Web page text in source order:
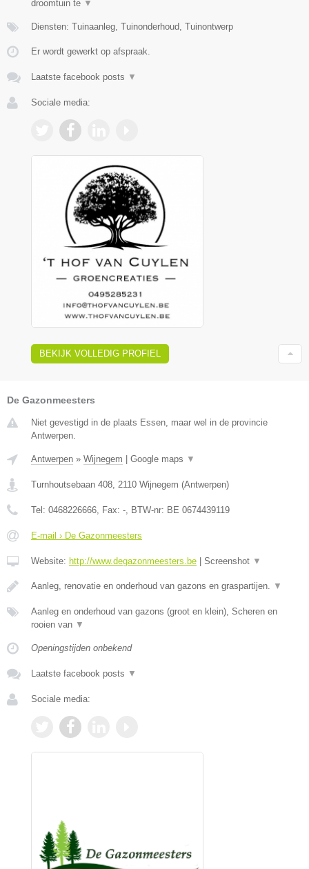
droomtuin te ▼
Diensten: Tuinaanleg, Tuinonderhoud, Tuinontwerp
Er wordt gewerkt op afspraak.
Laatste facebook posts ▼
Sociale media:
BEKIJK VOLLEDIG PROFIEL
De Gazonmeesters
Niet gevestigd in de plaats Essen, maar wel in de provincie
Antwerpen.
Antwerpen » Wijnegem | Google maps ▼
Turnhoutsebaan 408 2110 Wijnegem (Antwerpen)
Tel: 0468226666 , Fax: - , BTW-nr: BE 0674439119
E-mail › De Gazonmeesters
Website: http://www.degazonmeesters.be | Screenshot ▼
Aanleg, renovatie en onderhoud van gazons en graspartijen. ▼
Aanleg en onderhoud van gazons (groot en klein), Scheren en
rooien van ▼
Openingstijden onbekend
Laatste facebook posts ▼
Sociale media: